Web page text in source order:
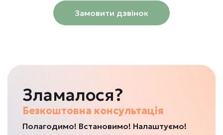
Замовити дзвінок
Зламалося?
Безкоштовна консультація
Полагодимо! Встановимо! Налаштуємо!